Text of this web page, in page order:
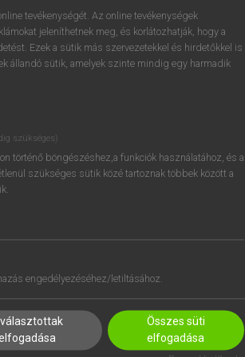
próbaverziójának elindításához
regisztrálok ésbelépek.
REGISZTRÁCIÓ
tevékenységét. Az online tevékenységek
jeleníthetnek meg, és korlátozhatják, hogy a
Ezek a sütik más szervezetekkel és hirdetőkkel is
állandó sütik, amelyek szinte mindig egy harmadik
szükséges)
történő böngészéshez,a funkciók használatához, és a
szükséges sütik közé tartoznak többek között a
engedélyezéséhez/letiltásához.
Összes süti
elfogadása